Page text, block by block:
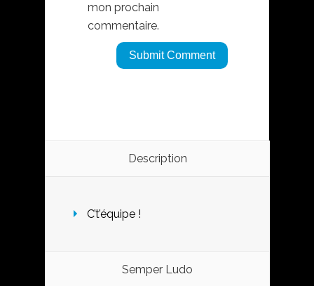
mon prochain
commentaire.
Description
C’t’équipe !
Semper Ludo